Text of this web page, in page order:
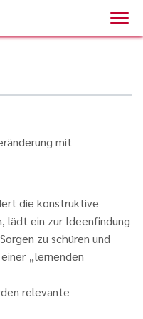
mit
die konstruktive
lädt ein zur Ideenfindung
zu schüren und
„lernenden
relevante